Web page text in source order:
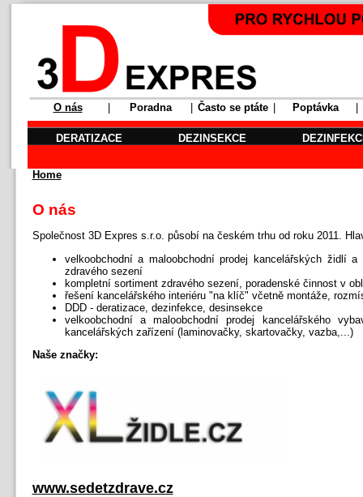
O nás Poradna Často se ptáte Poptávka
DERATIZACE DEZINSEKCE
Home
O nás
Společnost 3D Expres s.r.o. působí na českém trhu od roku 2011.
velkoobchodní a maloobchodní prodej kancelářských židlí
zdravého sezení
kompletní sortiment zdravého sezení, poradenské činnost v
řešení kancelářského interiéru "na klíč" včetně montáže,
DDD - deratizace, dezinfekce, desinsekce
velkoobchodní a maloobchodní prodej kancelářského
kancelářských zařízení (laminovačky, skartovačky, vazba,...)
Naše značky:
www.sedetzdrave.cz